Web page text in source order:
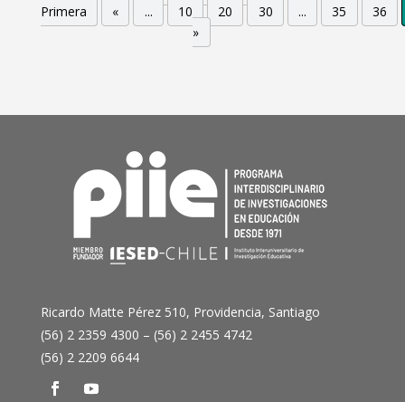
Primera
« ... 10 20 30 ... 35
36
»
Ricardo Matte Pérez 510, Providencia, Santiago
(56) 2 2359 4300 – (56) 2 2455 4742
(56) 2 2209 6644